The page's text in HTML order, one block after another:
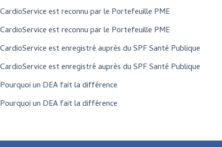
CardioService est reconnu par le Portefeuille PME
CardioService est reconnu par le Portefeuille PME
CardioService est enregistré auprès du SPF Santé Publique
CardioService est enregistré auprès du SPF Santé Publique
Pourquoi un DEA fait la différence
Pourquoi un DEA fait la différence